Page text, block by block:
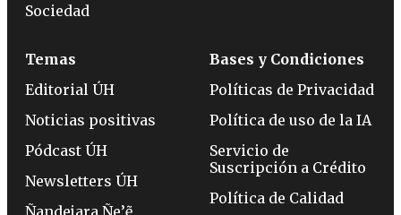
Sociedad
Temas
Editorial ÚH
Noticias positivas
Pódcast ÚH
Newsletters ÚH
Ñandejara Ñe’ẽ
Bases y Condiciones
Políticas de Privacidad
Política de uso de la IA
Servicio de
Suscripción a Crédito
Política de Calidad